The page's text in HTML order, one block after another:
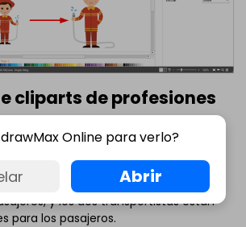
cliparts de profesiones
con niños se pueden usar en
en el ejemplo de aeropuerto que
capitán y las aeromozas están
y los dos transportistas están
para los pasajeros.
Online para verlo?
Abrir